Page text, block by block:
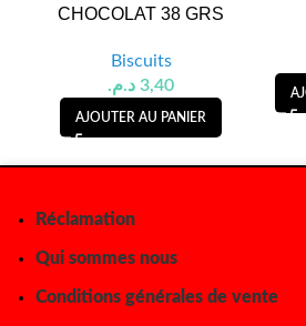
CHOCOLAT 38 GRS
Biscuits
3,40 د.م.
AJOUTER AU PANIER
Réclamation
Qui sommes nous
Conditions générales de vente